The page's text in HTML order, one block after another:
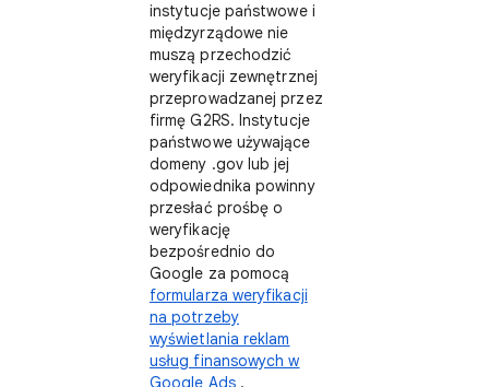
instytucje państwowe i
międzyrządowe nie
muszą przechodzić
weryfikacji zewnętrznej
przeprowadzanej przez
firmę G2RS. Instytucje
państwowe używające
domeny .gov lub jej
odpowiednika powinny
przesłać prośbę o
weryfikację
bezpośrednio do
Google za pomocą
formularza weryfikacji
na potrzeby
wyświetlania reklam
usług finansowych w
Google Ads .